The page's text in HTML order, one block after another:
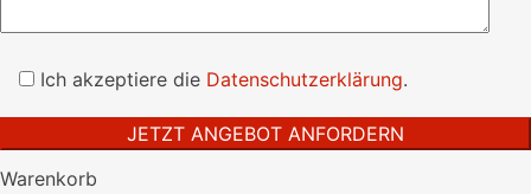
lasse
leer.
Ich akzeptiere die Datenschutzerklärung.
Warenkorb